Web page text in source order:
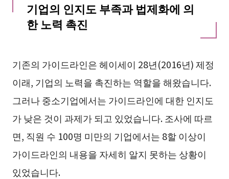
기업의 인지도 부족과 법제화에 의
한 노력 촉진
기존의 가이드라인은 헤이세이 28년(2016년) 제정
이래, 기업의 노력을 촉진하는 역할을 해왔습니다.
그러나 중소기업에서는 가이드라인에 대한 인지도
가 낮은 것이 과제가 되고 있었습니다. 조사에 따르
면, 직원 수 100명 미만의 기업에서는 8할 이상이
가이드라인의 내용을 자세히 알지 못하는 상황이
있었습니다.